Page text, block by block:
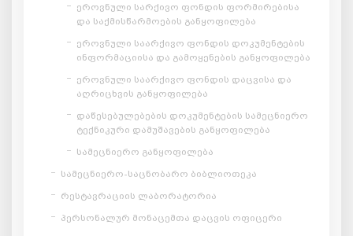
ეროვნული სარქივო ფონდის ფორმირებისა
და საქმისწარმოების განყოფილება
ეროვნული საარქივო ფონდის დოკუმენტების
ინფორმაციისა და გამოყენების განყოფილება
ეროვნული საარქივო ფონდის დაცვისა და
აღრიცხვის განყოფილება
დაწესებულებების დოკუმენტების სამეცნიერო
ტექნიკური დამუშავების განყოფილება
სამეცნიერო განყოფილება
სამეცნიერო-საცნობარო ბიბლიოთეკა
რესტავრაციის ლაბორატორია
პერსონალურ მონაცემთა დაცვის ოფიცერი